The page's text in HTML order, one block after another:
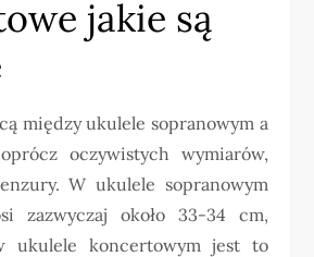
jakie są
między ukulele sopranowym a
oczywistych wymiarów,
W ukulele sopranowym
zazwyczaj około 33-34 cm,
ukulele koncertowym jest to